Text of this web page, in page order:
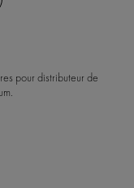
pour distributeur de